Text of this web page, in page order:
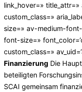
link_hover=»
custom_class=»
size=» av-medium-
font-size=»
custom_class=»
Finanzierung Die
beteiligten
SCAI gemeinsam